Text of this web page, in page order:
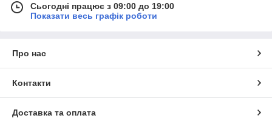
Сьогодні працює з 09:00 до 19:00
Показати весь графік роботи
Про нас
Контакти
Доставка та оплата